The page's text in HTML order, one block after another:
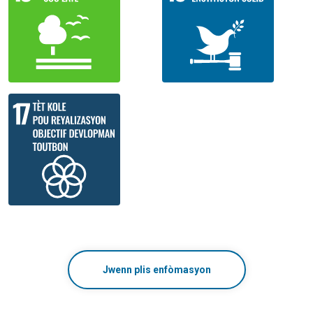
Jwenn plis enfòmasyon